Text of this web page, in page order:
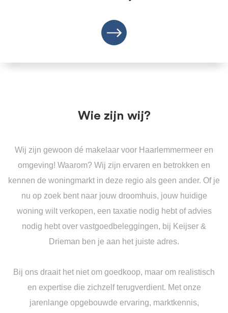
Wie zijn wij?
Wij zijn gewoon dé makelaar voor Haarlemmermeer en
omgeving! Waarom? Wij zijn ervaren en betrokken en
kennen de woningmarkt in deze regio als geen ander. Of je
nu op zoek bent naar jouw droomhuis, jouw huidige
woning wilt verkopen, een taxatie nodig hebt of advies
nodig hebt over vastgoedbeleggingen, bij Keijser &
Drieman ben je aan het juiste adres.
Bij ons draait het niet om goedkoop, maar om realistisch
en expertise die zichzelf terugverdient. Met onze
jarenlange opgebouwde ervaring, marktkennis,